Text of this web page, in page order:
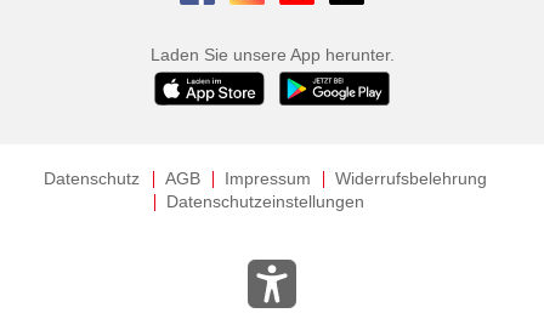
Laden Sie unsere App herunter.
Datenschutz AGB Impressum
Widerrufsbelehrung
Datenschutzeinstellungen